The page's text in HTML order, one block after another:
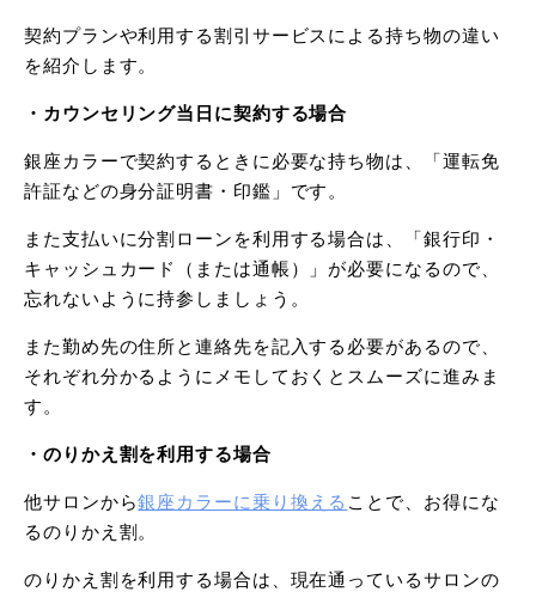
契約プランや利用する割引サービスによる持ち物の違い
を紹介します。
・カウンセリング当日に契約する場合
銀座カラーで契約するときに必要な持ち物は、「運転免
許証などの身分証明書・印鑑」です。
また支払いに分割ローンを利用する場合は、「銀行印・
キャッシュカード（または通帳）」が必要になるので、
忘れないように持参しましょう。
また勤め先の住所と連絡先を記入する必要があるので、
それぞれ分かるようにメモしておくとスムーズに進みま
す。
・のりかえ割を利用する場合
他サロンから銀座カラーに乗り換える ことで、お得にな
るのりかえ割。
のりかえ割を利用する場合は、現在通っているサロンの